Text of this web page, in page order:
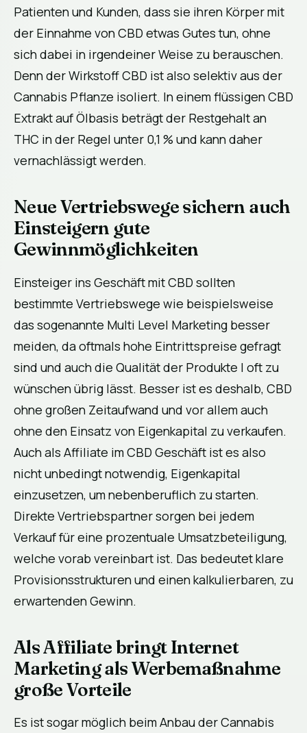
Patienten und Kunden, dass sie ihren Körper mit
der Einnahme von CBD etwas Gutes tun, ohne
sich dabei in irgendeiner Weise zu berauschen.
Denn der Wirkstoff CBD ist also selektiv aus der
Cannabis Pflanze isoliert. In einem flüssigen CBD
Extrakt auf Ölbasis beträgt der Restgehalt an
THC in der Regel unter 0,1 % und kann daher
vernachlässigt werden.
Neue Vertriebswege sichern auch
Einsteigern gute
Gewinnmöglichkeiten
Einsteiger ins Geschäft mit CBD sollten
bestimmte Vertriebswege wie beispielsweise
das sogenannte Multi Level Marketing besser
meiden, da oftmals hohe Eintrittspreise gefragt
sind und auch die Qualität der Produkte l oft zu
wünschen übrig lässt. Besser ist es deshalb, CBD
ohne großen Zeitaufwand und vor allem auch
ohne den Einsatz von Eigenkapital zu verkaufen.
Auch als Affiliate im CBD Geschäft ist es also
nicht unbedingt notwendig, Eigenkapital
einzusetzen, um nebenberuflich zu starten.
Direkte Vertriebspartner sorgen bei jedem
Verkauf für eine prozentuale Umsatzbeteiligung,
welche vorab vereinbart ist. Das bedeutet klare
Provisionsstrukturen und einen kalkulierbaren, zu
erwartenden Gewinn.
Als Affiliate bringt Internet
Marketing als Werbemaßnahme
große Vorteile
Es ist sogar möglich beim Anbau der Cannabis